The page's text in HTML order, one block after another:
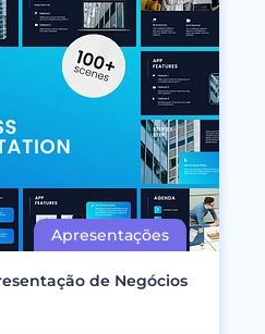
de Negócios